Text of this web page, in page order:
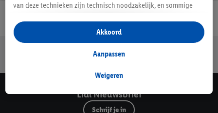
Veilig winkelen
Lidl Nieuwsbrief
Schrijf je in
van deze technieken zijn technisch noodzakelijk, en sommige
opslaan van voorkeursinstellingen, het verzamelen en
analyseren van statistieken of voor het tonen van
gepersonaliseerde reclame binnen en buiten de Lidl-diensten.
gegevens over jouw aankoopgedrag in de winkel ook voor de
Als je hier toestemming geeft aan ons voor het personaliseren
van reclame en als je vervolgens een Lidl Plus-account
Weigeren
Aanpassen
Akkoord